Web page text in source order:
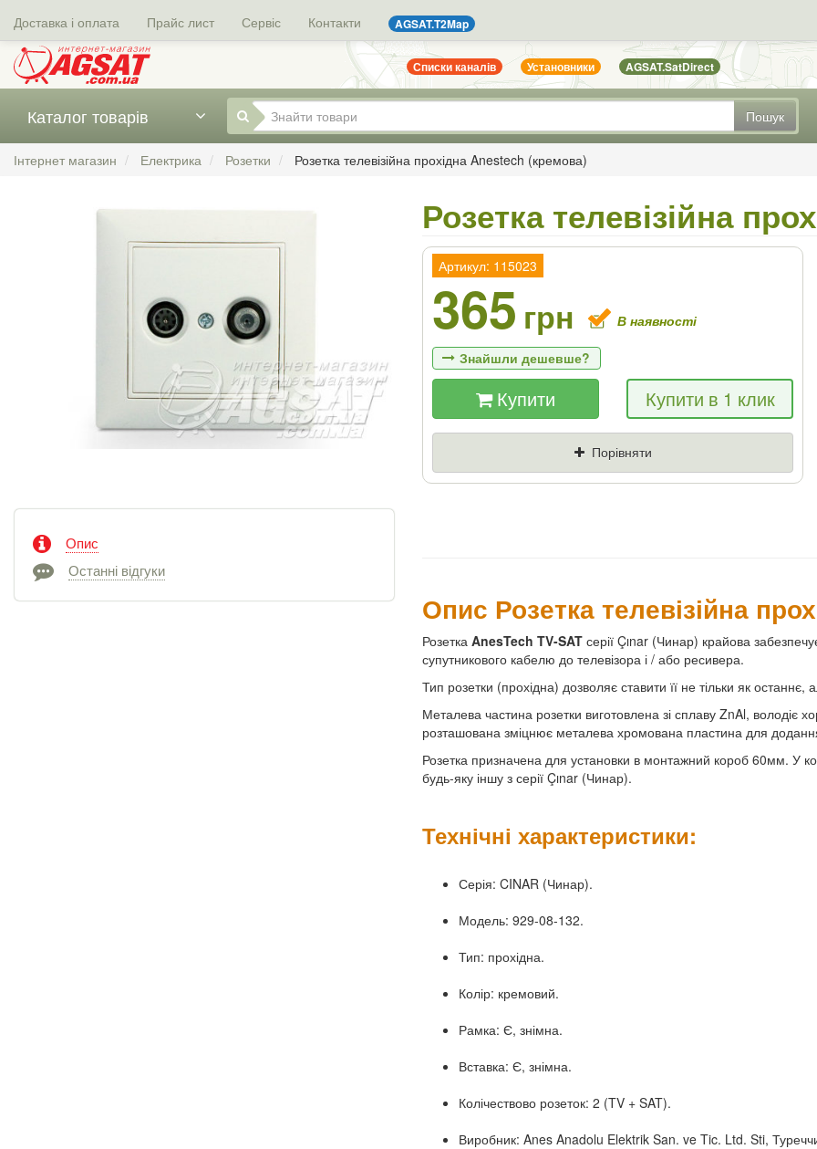
Доставка і оплата Прайс лист Сервіс Контакти AGSAT.T2Map
Списки каналів Установники AGSAT.SatDirect
Пошук
Каталог товарів
Інтернет магазин Електрика Розетки Розетка телевізійна прохідна Anestech (кремова)
Опис
Останні відгуки
Розетка телевізійна
Артикул: 115023
365 грн В наявності
Знайшли дешевше?
Якщо Ви знайдете товар дешевше - ми
знизимо ціну і подаруємо % від різниці
Ціна
Де знайшли (Url
Купити Купити в 1 клик
Порівняти
Опис Розетка телевізійна
Розетка AnesTech TV-SAT серії Çınar (Чинар) крайова
супутникового кабелю до телевізора і / або ресивера.
Тип розетки (прохідна) дозволяє ставити її не тільки як
Металева частина розетки виготовлена зі сплаву ZnAl, володіє
розташована зміцнює металева хромована пластина для додання
Розетка призначена для установки в монтажний короб 60мм. У
будь-яку іншу з серії Çınar (Чинар).
Технічні характеристики:
Серія: CINAR (Чинар).
Модель: 929-08-132.
Тип: прохідна.
Колір: кремовий.
Рамка: Є, знімна.
Вставка: Є, знімна.
Колічествово розеток: 2 (TV + SAT).
Виробник: Anes Anadolu Elektrik San. ve Tic. Ltd. Sti,